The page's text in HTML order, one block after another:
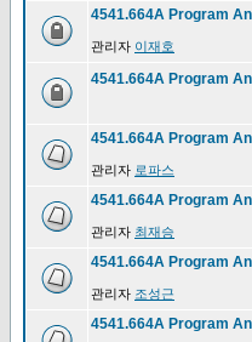
4541.664A Program
관리자 이재호
4541.664A Program
4541.664A Program
관리자 로파스
4541.664A Program
관리자 최재승
4541.664A Program
관리자 조성근
4541.664A Program